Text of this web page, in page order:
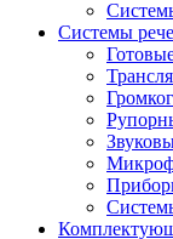
Системы